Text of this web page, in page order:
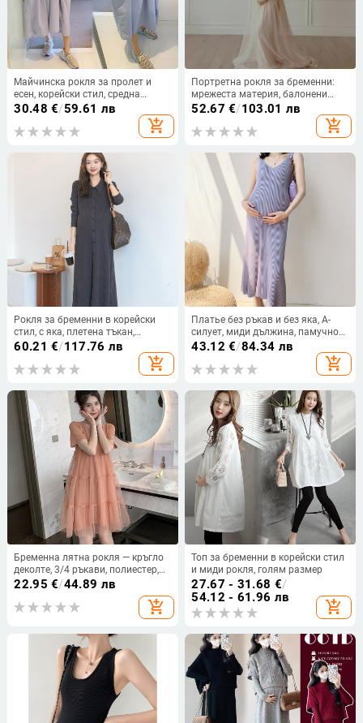
Майчинска рокля за пролет и
есен, корейски стил, средна
дължина, А‑линия, свободен
30.48 €/59.61 лв
add_shopping_cart
Портретна рокля за бременни:
мрежеста материя, балонени
ръкави, A-линейна дълга рокля,
лято 2024 (мрежеста тъкан,
балонени ръкави, A-лайн, дълга
52.67 €/103.01 лв
add_shopping_cart
Рокля за бременни в корейски
стил, с яка, плетена тъкан,
памучна смес 30–50%, средна
60.21 €/117.76 лв
add_shopping_cart
Платье без ръкав и без яка, А-
силует, миди дължина, памучно
трико 70–80% памук, спандекс до
30%, солидно едноцветно, пролет
2024, японско-корейски свободен
43.12 €/84.34 лв
add_shopping_cart
Бременна лятна рокля — кръгло
деколте, 3/4 ръкави, полиестер,
едноцветен принт, А‑линейна
22.95 €/44.89 лв
add_shopping_cart
Топ за бременни в корейски стил
и миди рокля, голям размер
27.67 - 31.68 €/
54.12 - 61.96 лв
add_shopping_cart